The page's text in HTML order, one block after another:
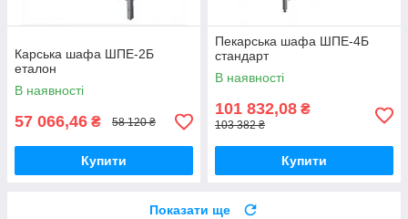
Карська шафа ШПЕ-2Б
еталон
В наявності
57 066,46 ₴ 58 120 ₴
Купити
Пекарська шафа ШПЕ-4Б
стандарт
В наявності
101 832,08 ₴
103 382 ₴
Купити
Показати ще